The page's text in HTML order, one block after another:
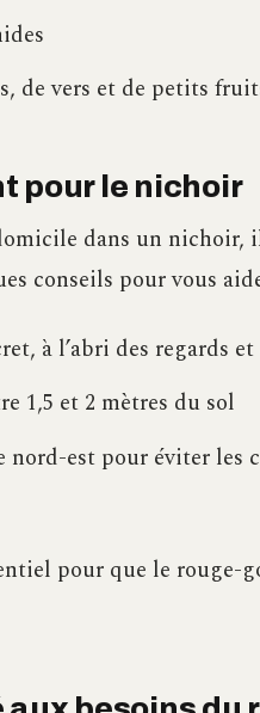
de vers et de petits
pour le nichoir
dans un nichoir,
conseils pour vous
à l’abri des regards et
1,5 et 2 mètres du sol
est pour éviter les
pour que le rouge-